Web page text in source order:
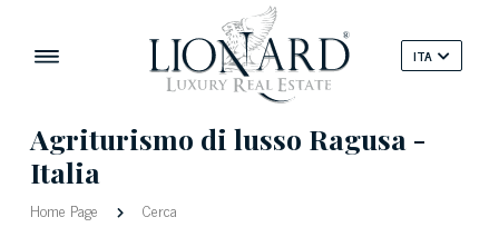
ITA
Agriturismo di lusso Ragusa -
Italia
Home Page Cerca